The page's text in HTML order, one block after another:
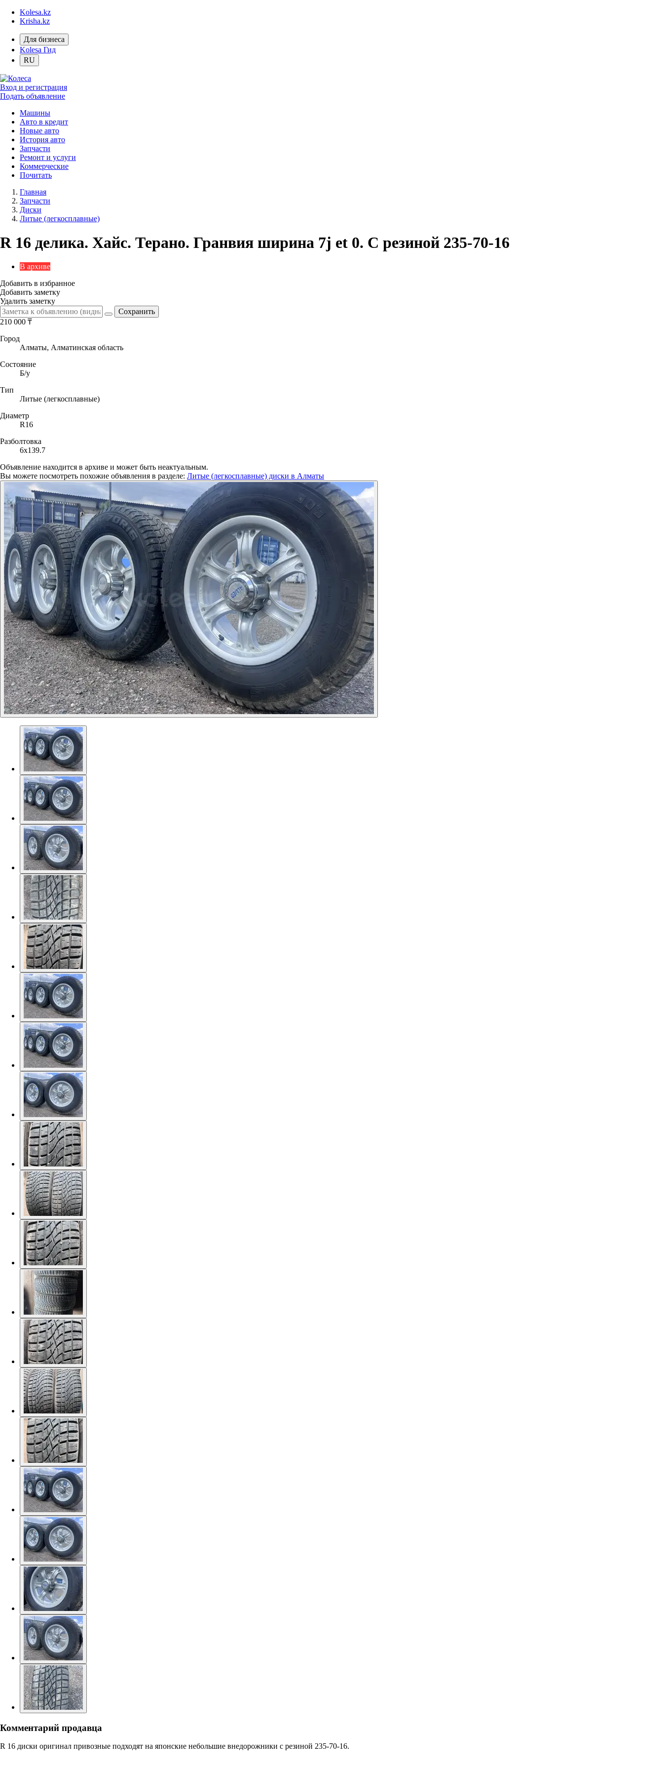
Kolesa.kz
Krisha.kz
Для бизнеса
Kolesa Гид
RU
Вход и регистрация
Подать объявление
Машины
Авто в кредит
Новые авто
История авто
Запчасти
Ремонт и услуги
Коммерческие
Почитать
Главная
Запчасти
Диски
Литые (легкосплавные)
R 16 делика. Хайс. Терано. Гранвия ширина 7j et 0. С резиной 235-70-16
В архиве
Добавить в избранное
Добавить заметку
Удалить заметку
210 000 ₸
Город
Алматы, Алматинская область
Состояние
Б/y
Тип
Литые (легкосплавные)
Диаметр
R16
Разболтовка
6x139.7
Объявление находится в архиве и может быть неактуальным.
Вы можете посмотреть похожие объявления в разделе: Литые (легкосплавные) диски в Алматы
Комментарий продавца
R 16 диски оригинал привозные подходят на японские небольшие внедорожники с резиной 235-70-16.